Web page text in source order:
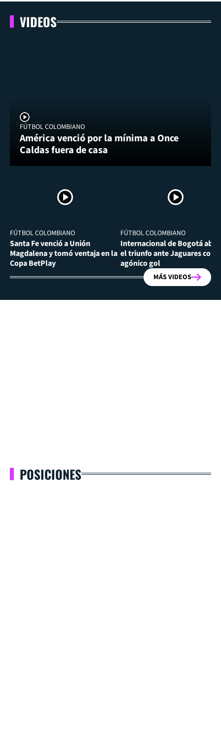
VIDEOS
FÚTBOL COLOMBIANO
América venció por la mínima a Once
Caldas fuera de casa
FÚTBOL COLOMBIANO
Santa Fe venció a Unión
Magdalena y tomó ventaja en la
Copa BetPlay
FÚTBOL COLOMBIANO
Internacional de Bogotá
el triunfo ante Jaguares con
agónico gol
MÁS VIDEOS
POSICIONES